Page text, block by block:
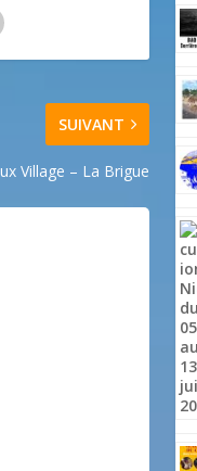
SUIVANT
Village – La Brigue